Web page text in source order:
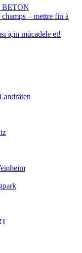
BETON
– mettre fin à
için mücadele et!